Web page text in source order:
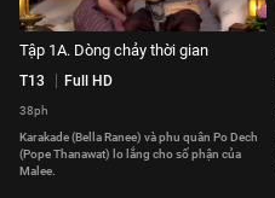
Tập 1A. Dòng chảy thời gian
T13 Full HD
38ph
Karakade (Bella Ranee) và phu quân Po Dech
(Pope Thanawat) lo lắng cho số phận của
Malee.